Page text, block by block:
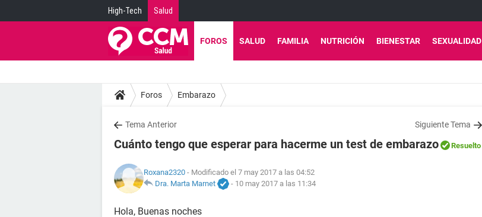
High-Tech Salud
FOROS SALUD FAMILIA NUTRICIÓN BIENESTAR SEXUALIDAD
Foros Embarazo
Tema Anterior Siguiente Tema
Cuánto tengo que esperar para hacerme un test de embarazo Resuelto
Roxana2320 - Modificado el 7 may 2017 a las 04:52
Dra. Marta Marnet
- 10 may 2017 a las 11:34
Hola, Buenas noches